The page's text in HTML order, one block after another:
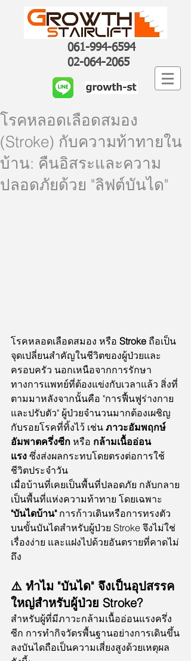
061-994-6594
02-064-2065
โรคหลอดเลือดสมอง
(Stroke) กับความท้าทายใน
บ้าน: คืนอิสระและความ
ปลอดภัยด้วย "ลิฟต์บันได"
โรคหลอดเลือดสมอง หรือ Stroke ถือเป็น
จุดเปลี่ยนสำคัญในชีวิตของผู้ป่วยและ
ครอบครัว นอกเหนือจากการรักษา
ทางการแพทย์ที่ต้องแข่งกับเวลาแล้ว สิ่งที่
ตามมาหลังจากนั้นคือ "การฟื้นฟูร่างกาย
และปรับตัว" ผู้ป่วยจำนวนมากต้องเผชิญ
กับรอยโรคที่ทิ้งไว้ เช่น ภาวะอัมพฤกษ์
อัมพาตครึ่งซีก หรือ กล้ามเนื้ออ่อน
แรง ซึ่งส่งผลกระทบโดยตรงต่อการใช้
ชีวิตประจำวัน
เมื่อบ้านที่เคยเป็นพื้นที่ปลอดภัย กลับกลาย
เป็นพื้นที่แห่งความท้าทาย โดยเฉพาะ
"บันไดบ้าน" การก้าวเดินหรือการทรงตัว
บนขั้นบันไดสำหรับผู้ป่วย Stroke จึงไม่ใช่
เรื่องง่าย และแฝงไปด้วยอันตรายที่คาดไม่
ถึง
⚠️ ทำไม "บันได" จึงเป็นอุปสรรค
ใหญ่สำหรับผู้ป่วย Stroke?
สำหรับผู้ที่มีภาวะกล้ามเนื้ออ่อนแรงครึ่ง
ซีก การทำกิจวัตรพื้นฐานอย่างการเดินขึ้น
ลงบันไดถือเป็นความเสี่ยงสูงด้วยเหตุผล